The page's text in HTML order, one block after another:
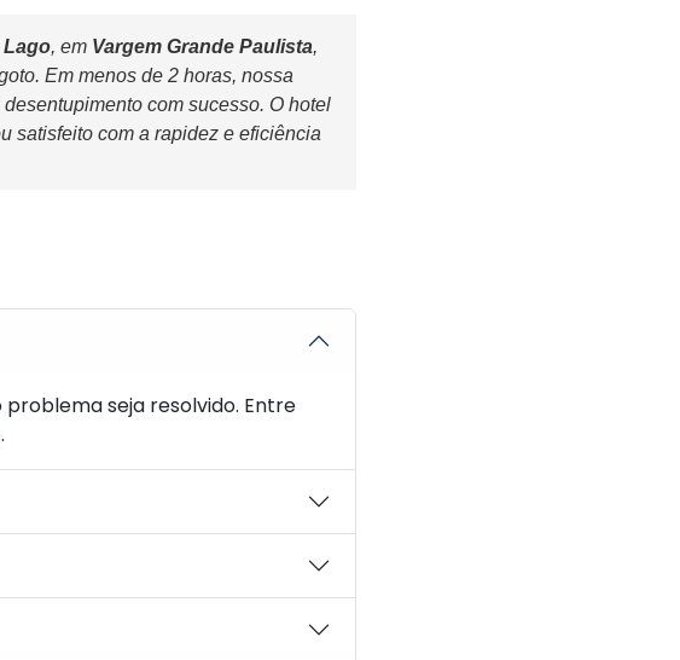
, em Vargem Grande Paulista,
Em menos de 2 horas, nossa
com sucesso. O hotel
satisfeito com a rapidez e eficiência
seja resolvido. Entre